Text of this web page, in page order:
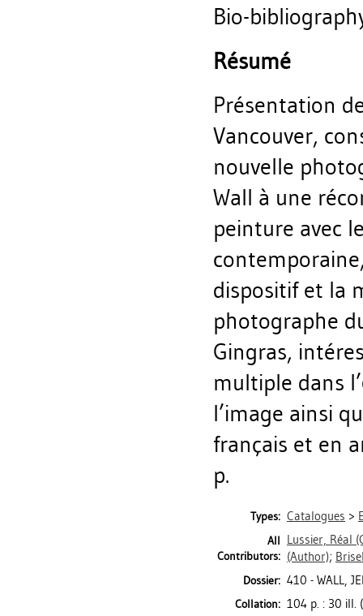
Bio-
Résumé
Présentation
Vancouver,
nouvelle
Wall à une
peinture avec
dispositif et la
photographe
Gingras,
multiple dans
l’image ainsi
français et en
p.
Types: Catalogues >
All
Contributors:
Lussier, Réal
(Author);
Dossier: 410 - WALL,
Collation: 104 p. : 30 ill.